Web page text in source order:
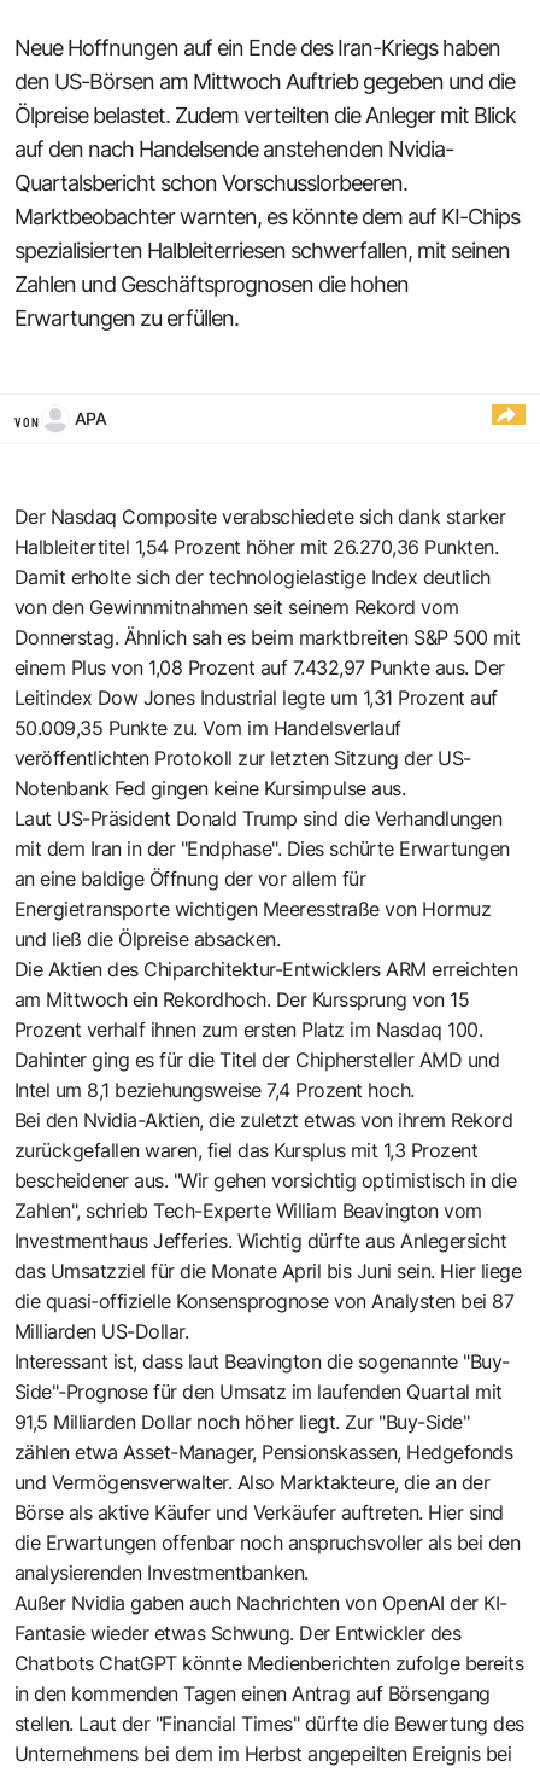
Neue Hoffnungen auf ein Ende des Iran-Kriegs haben
den US-Börsen am Mittwoch Auftrieb gegeben und die
Ölpreise belastet. Zudem verteilten die Anleger mit Blick
auf den nach Handelsende anstehenden Nvidia-
Quartalsbericht schon Vorschusslorbeeren.
Marktbeobachter warnten, es könnte dem auf KI-Chips
spezialisierten Halbleiterriesen schwerfallen, mit seinen
Zahlen und Geschäftsprognosen die hohen
Erwartungen zu erfüllen.
VON APA
Der Nasdaq Composite verabschiedete sich dank starker
Halbleitertitel 1,54 Prozent höher mit 26.270,36 Punkten.
Damit erholte sich der technologielastige Index deutlich
von den Gewinnmitnahmen seit seinem Rekord vom
Donnerstag. Ähnlich sah es beim marktbreiten S&P 500 mit
einem Plus von 1,08 Prozent auf 7.432,97 Punkte aus. Der
Leitindex Dow Jones Industrial legte um 1,31 Prozent auf
50.009,35 Punkte zu. Vom im Handelsverlauf
veröffentlichten Protokoll zur letzten Sitzung der US-
Notenbank Fed gingen keine Kursimpulse aus.
Laut US-Präsident Donald Trump sind die Verhandlungen
mit dem Iran in der "Endphase". Dies schürte Erwartungen
an eine baldige Öffnung der vor allem für
Energietransporte wichtigen Meeresstraße von Hormuz
und ließ die Ölpreise absacken.
Die Aktien des Chiparchitektur-Entwicklers ARM erreichten
am Mittwoch ein Rekordhoch. Der Kurssprung von 15
Prozent verhalf ihnen zum ersten Platz im Nasdaq 100.
Dahinter ging es für die Titel der Chiphersteller AMD und
Intel um 8,1 beziehungsweise 7,4 Prozent hoch.
Bei den Nvidia-Aktien, die zuletzt etwas von ihrem Rekord
zurückgefallen waren, fiel das Kursplus mit 1,3 Prozent
bescheidener aus. "Wir gehen vorsichtig optimistisch in die
Zahlen", schrieb Tech-Experte William Beavington vom
Investmenthaus Jefferies. Wichtig dürfte aus Anlegersicht
das Umsatzziel für die Monate April bis Juni sein. Hier liege
die quasi-offizielle Konsensprognose von Analysten bei 87
Milliarden US-Dollar.
Interessant ist, dass laut Beavington die sogenannte "Buy-
Side"-Prognose für den Umsatz im laufenden Quartal mit
91,5 Milliarden Dollar noch höher liegt. Zur "Buy-Side"
zählen etwa Asset-Manager, Pensionskassen, Hedgefonds
und Vermögensverwalter. Also Marktakteure, die an der
Börse als aktive Käufer und Verkäufer auftreten. Hier sind
die Erwartungen offenbar noch anspruchsvoller als bei den
analysierenden Investmentbanken.
Außer Nvidia gaben auch Nachrichten von OpenAI der KI-
Fantasie wieder etwas Schwung. Der Entwickler des
Chatbots ChatGPT könnte Medienberichten zufolge bereits
in den kommenden Tagen einen Antrag auf Börsengang
stellen. Laut der "Financial Times" dürfte die Bewertung des
Unternehmens bei dem im Herbst angepeilten Ereignis bei